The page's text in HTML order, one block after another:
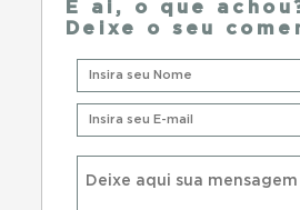
E ai, o que
Deixe o seu